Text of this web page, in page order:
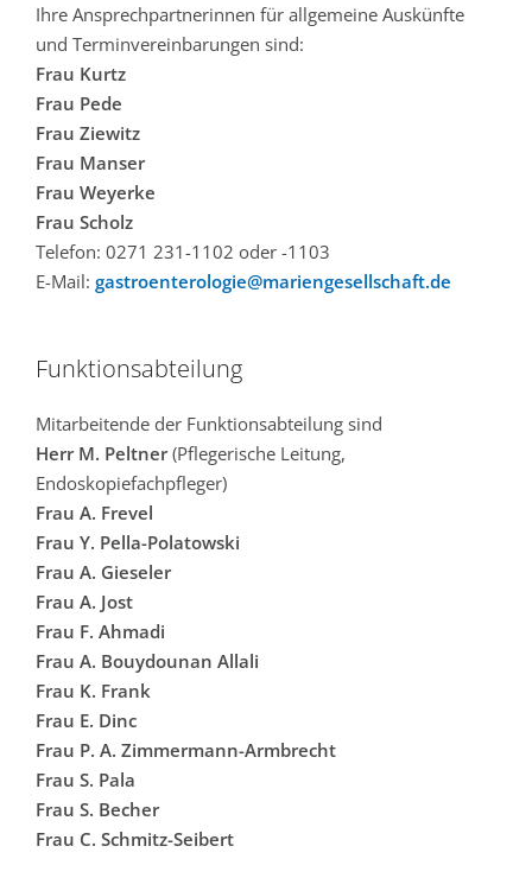
Ihre Ansprechpartnerinnen für allgemeine Auskünfte
und Terminvereinbarungen sind:
Frau Kurtz
Frau Pede
Frau Ziewitz
Frau Manser
Frau Weyerke
Frau Scholz
Telefon: 0271 231-1102 oder -1103
E-Mail: gastroenterologie@mariengesellschaft.de
Funktionsabteilung
Mitarbeitende der Funktionsabteilung sind
Herr M. Peltner(Pflegerische Leitung,
Endoskopiefachpfleger)
Frau A. Frevel
Frau Y. Pella-Polatowski
Frau A. Gieseler
Frau A. Jost
Frau F. Ahmadi
Frau A. Bouydounan Allali
Frau K. Frank
Frau E. Dinc
Frau P. A. Zimmermann-Armbrecht
Frau S. Pala
Frau S. Becher
Frau C. Schmitz-Seibert